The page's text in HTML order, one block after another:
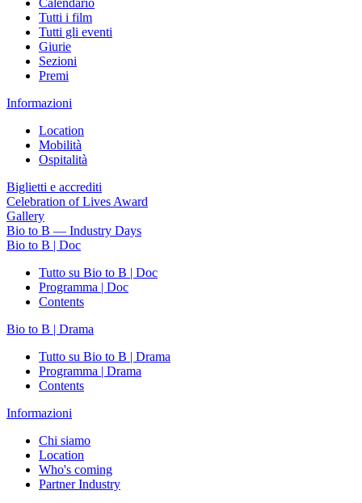
Tutti i film
Tutti gli eventi
Giurie
Sezioni
Premi
Informazioni
Location
Mobilità
Ospitalità
Biglietti e accrediti
Celebration of Lives Award
Gallery
Bio to B — Industry Days
Bio to B | Doc
Tutto su Bio to B | Doc
Programma | Doc
Contents
Bio to B | Drama
Tutto su Bio to B | Drama
Programma | Drama
Contents
Informazioni
Chi siamo
Location
Who's coming
Partner Industry